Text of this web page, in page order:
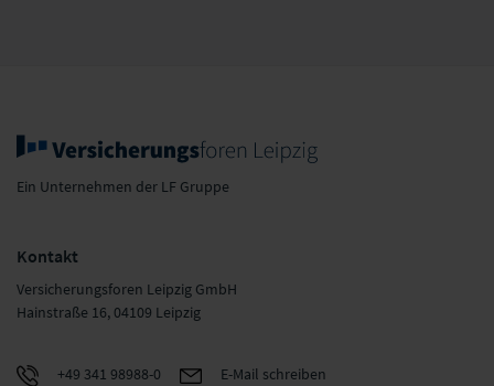
Ein Unternehmen der LF Gruppe
Kontakt
Versicherungsforen Leipzig GmbH
Hainstraße 16, 04109 Leipzig
+49 341 98988-0 E-Mail schreiben